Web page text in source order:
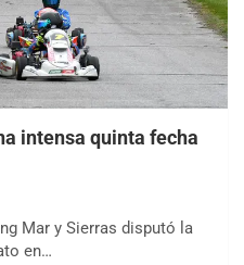
intensa quinta fecha
Mar y Sierras disputó la
en…